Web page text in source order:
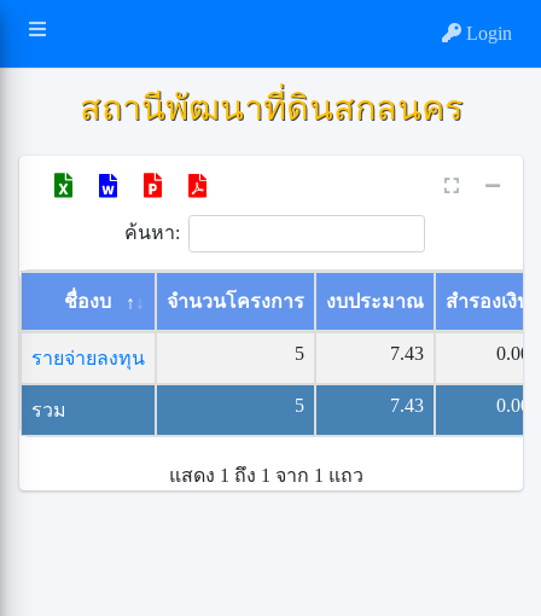
Login
สถานีพัฒนาที่ดินสกลนคร
ค้นหา:
ชื่องบ จำนวนโครงการ งบประมาณ สำรองเงิน
รายจ่ายลงทุน 5 7.43 0.00
รวม 5 7.43 0.00
แสดง 1 ถึง 1 จาก 1 แถว